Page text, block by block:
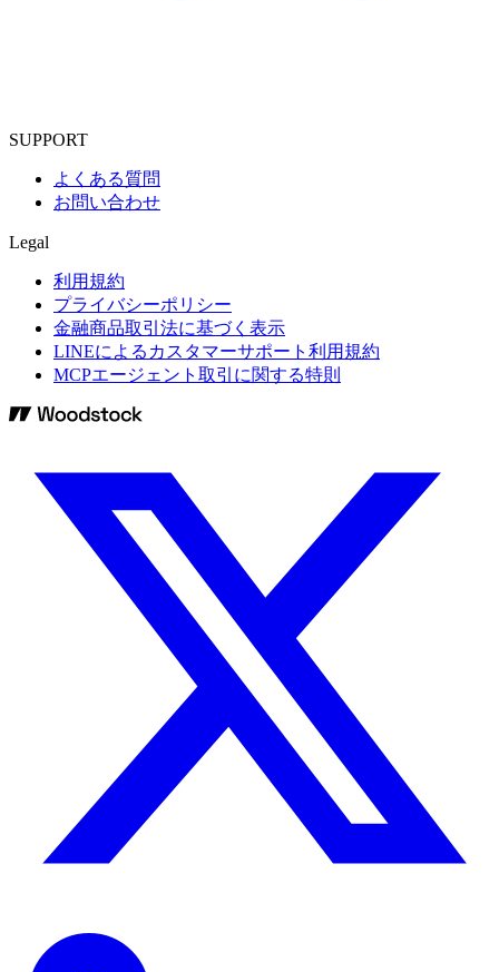
SUPPORT
よくある質問
お問い合わせ
Legal
利用規約
プライバシーポリシー
金融商品取引法に基づく表示
LINEによるカスタマーサポート利用規約
MCPエージェント取引に関する特則